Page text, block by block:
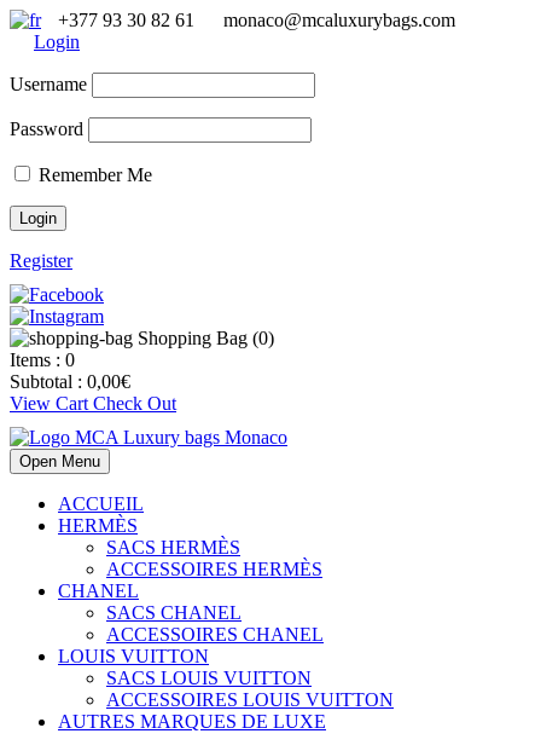
+377 93 30 82 61
monaco@mcaluxurybags.com
Login
Username
Password
Remember Me
Register
Shopping Bag (0)
Items : 0
Subtotal : 0,00€
View Cart Check Out
Open Menu
ACCUEIL
HERMÈS
SACS HERMÈS
ACCESSOIRES HERMÈS
CHANEL
SACS CHANEL
ACCESSOIRES CHANEL
LOUIS VUITTON
SACS LOUIS VUITTON
ACCESSOIRES LOUIS VUITTON
AUTRES MARQUES DE LUXE